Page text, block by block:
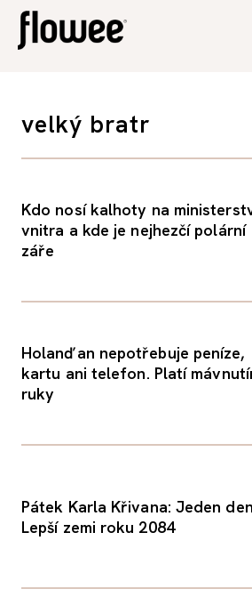
PORADNA
velký bratr
Kdo nosí kalhoty na
vnitra a kde je nejhezčí polární
záře
Holanďan nepotřebuje peníze,
kartu ani telefon. Platí
ruky
Pátek Karla Křivana: Jeden
Lepší zemi roku 2084